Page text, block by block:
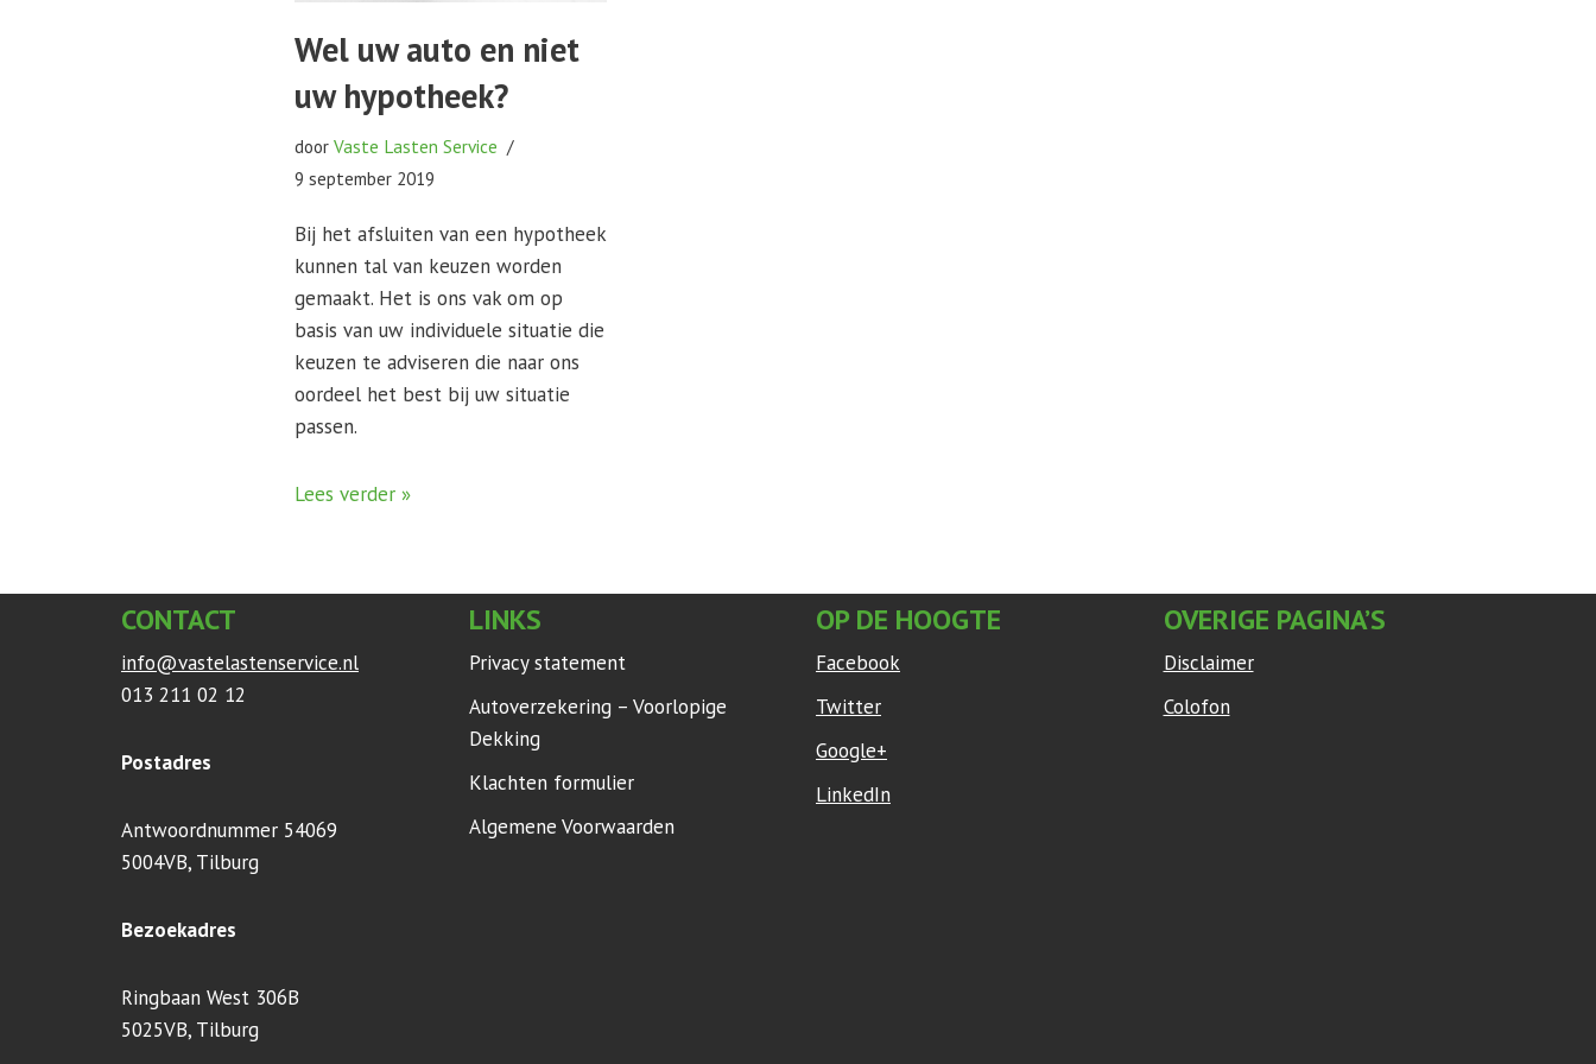
Wel uw auto en niet
uw hypotheek?
doorVaste Lasten Service
9 september 2019
Bij het afsluiten van een hypotheek
kunnen tal van keuzen worden
gemaakt. Het is ons vak om op
basis van uw individuele situatie die
keuzen te adviseren die naar ons
oordeel het best bij uw situatie
passen.
Lees verder »
CONTACT
info@vastelastenservice.nl
013 211 02 12
Postadres
Antwoordnummer 54069
5004VB, Tilburg
Bezoekadres
Ringbaan West 306B
5025VB, Tilburg
LINKS
Privacy statement
Autoverzekering – Voorlopige
Dekking
Klachten formulier
Algemene Voorwaarden
OP DE HOOGTE
Facebook
Twitter
Google+
LinkedIn
OVERIGE PAGINA’S
Disclaimer
Colofon